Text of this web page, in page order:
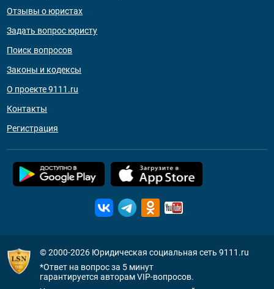
Отзывы о юристах
Задать вопрос юристу
Поиск вопросов
Законы и кодексы
О проекте 9111.ru
Контакты
Регистрация
© 2000-2026 Юридическая социальная сеть 9111.ru
*Ответ на вопрос за 5 минут
гарантируется авторам VIP-вопросов.